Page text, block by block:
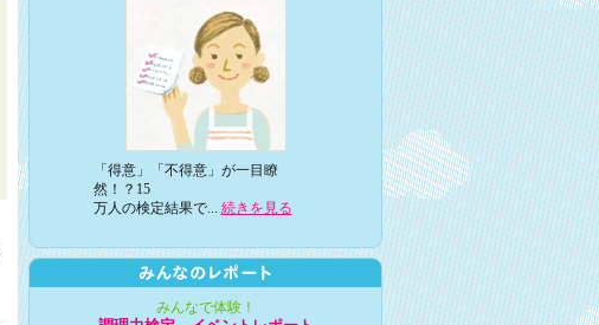
「得意」「不得意」が一目瞭
然！？15
万人の検定結果で... 続きを見る
みんなで体験！